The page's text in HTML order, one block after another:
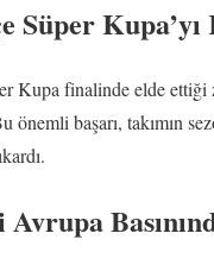
Süper Kupa’yı
Kupa finalinde elde ettiği
önemli başarı, takımın